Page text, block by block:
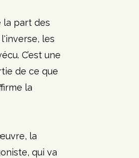
la part des
les
C’est une
de ce que
la
la
qui va